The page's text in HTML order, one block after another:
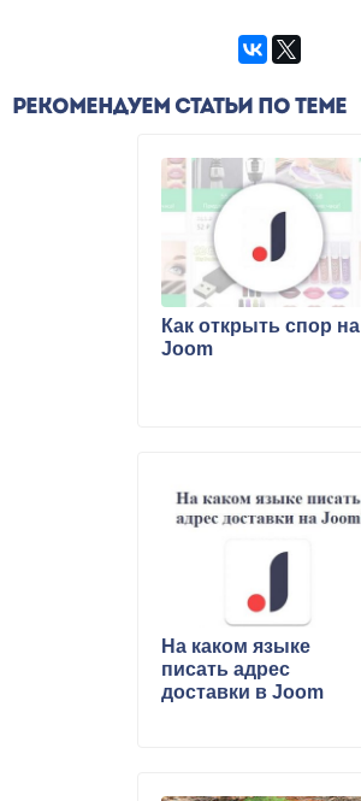
РЕКОМЕНДУЕМ СТАТЬИ ПО ТЕМЕ
Как открыть спор на
Joom
На каком языке
писать адрес
доставки в Joom